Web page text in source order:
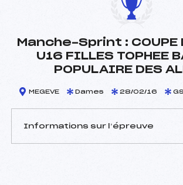
Manche-Sprint : COUPE
U16 FILLES TOPHEE
POPULAIRE DES
MEGEVE Dames 28/02/16 GS
Informations sur l’épreuve
FERREIRA